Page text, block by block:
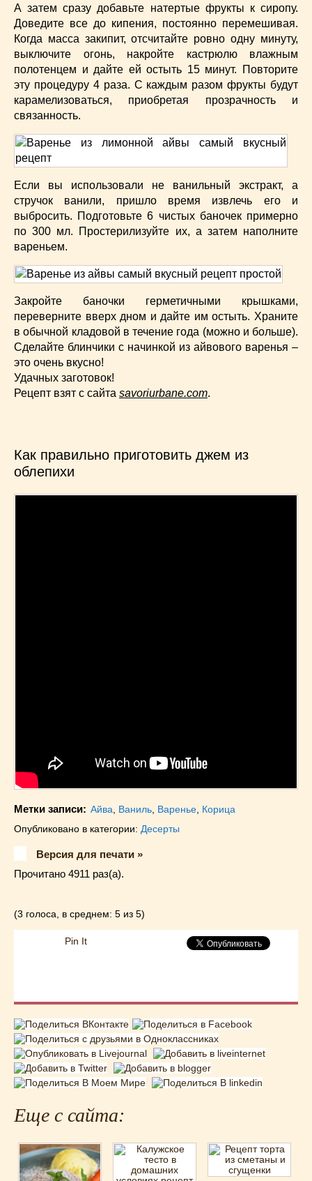
А затем сразу добавьте натертые фрукты к сиропу.
Доведите все до кипения, постоянно перемешивая.
Когда масса закипит, отсчитайте ровно одну минуту,
выключите огонь, накройте кастрюлю влажным
полотенцем и дайте ей остыть 15 минут. Повторите
эту процедуру 4 раза. С каждым разом фрукты будут
карамелизоваться, приобретая прозрачность и
связанность.
Если вы использовали не ванильный экстракт, а
стручок ванили, пришло время извлечь его и
выбросить. Подготовьте 6 чистых баночек примерно
по 300 мл. Простерилизуйте их, а затем наполните
вареньем.
Закройте баночки герметичными крышками,
переверните вверх дном и дайте им остыть. Храните
в обычной кладовой в течение года (можно и больше).
Сделайте блинчики с начинкой из айвового варенья –
это очень вкусно!
Удачных заготовок!
Рецепт взят с сайта savoriurbane.com.
Как правильно приготовить джем из
облепихи
Метки записи: Айва Ваниль Варенье Корица
Опубликовано в категории: Десерты
Версия для печати »
Прочитано 4911 раз(a).
(3 голоса, в среднем: 5 из 5)
Pin It
Еще с сайта: